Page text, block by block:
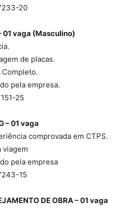
20
01 vaga (Masculino)
de placas.
Completo.
pela empresa.
25
– 01 vaga
comprovada em CTPS.
viagem
pela empresa
15
DE OBRA – 01 vaga